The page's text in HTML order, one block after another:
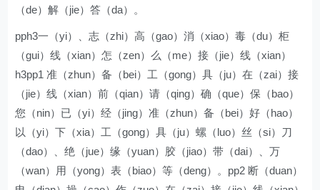
（de）解（jie）答（da）。
pph3一（yi）、志（zhi）高（gao）消（xiao）毒（du）柜
（gui）线（xian）怎（zen）么（me）接（jie）线（xian）
h3pp1 准（zhun）备（bei）工（gong）具（ju）在（zai）接
（jie）线（xian）前（qian）请（qing）确（que）保（bao）
您（nin）已（yi）经（jing）准（zhun）备（bei）好（hao）
以（yi）下（xia）工（gong）具（ju）螺（luo）丝（si）刀
（dao）、绝（jue）缘（yuan）胶（jiao）带（dai）、万
（wan）用（yong）表（biao）等（deng）。pp2 断（duan）